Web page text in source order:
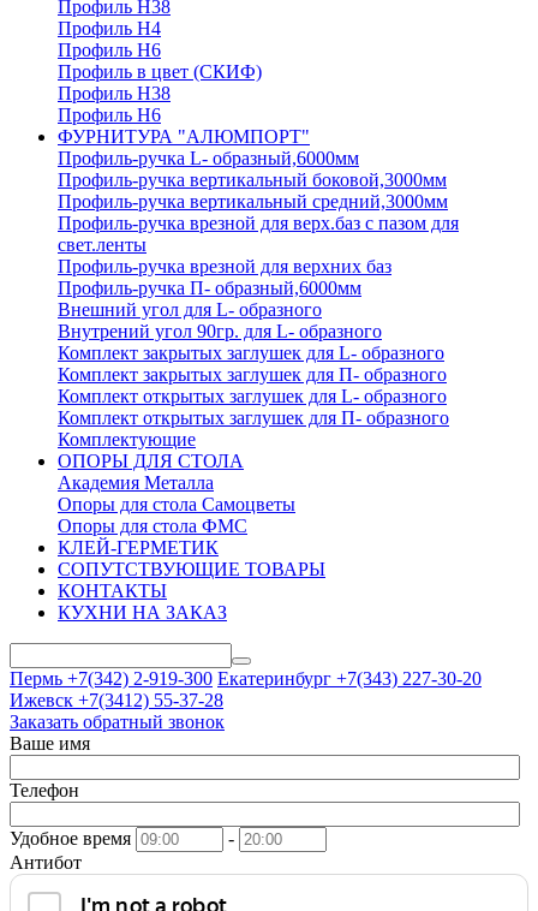
Профиль H38
Профиль H4
Профиль H6
Профиль в цвет (СКИФ)
Профиль H38
Профиль H6
ФУРНИТУРА "АЛЮМПОРТ"
Профиль-ручка L- образный,6000мм
Профиль-ручка вертикальный боковой,3000мм
Профиль-ручка вертикальный средний,3000мм
Профиль-ручка врезной для верх.баз с пазом для
свет.ленты
Профиль-ручка врезной для верхних баз
Профиль-ручка П- образный,6000мм
Внешний угол для L- образного
Внутрений угол 90гр. для L- образного
Комплект закрытых заглушек для L- образного
Комплект закрытых заглушек для П- образного
Комплект открытых заглушек для L- образного
Комплект открытых заглушек для П- образного
Комплектующие
ОПОРЫ ДЛЯ СТОЛА
Академия Металла
Опоры для стола Самоцветы
Опоры для стола ФМС
КЛЕЙ-ГЕРМЕТИК
СОПУТСТВУЮЩИЕ ТОВАРЫ
КОНТАКТЫ
КУХНИ НА ЗАКАЗ
Пермь +7(342) 2-919-300 Екатеринбург +7(343) 227-30-20
Ижевск +7(3412) 55-37-28
Заказать обратный звонок
Ваше имя
Телефон
Удобное время
-
Антибот